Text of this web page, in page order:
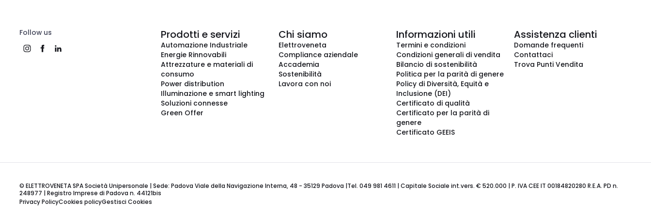
Follow us Prodotti e servizi
Automazione Industriale
Energie Rinnovabili
Attrezzature e materiali di
consumo
Power distribution
Illuminazione e smart lighting
Soluzioni connesse
Green Offer
Chi siamo
Elettroveneta
Compliance aziendale
Accademia
Sostenibilità
Lavora con noi
Informazioni utili
Termini e condizioni
Condizioni generali di vendita
Bilancio di sostenibilità
Politica per la parità di genere
Policy di Diversità, Equità e
Inclusione (DEI)
Certificato di qualità
Certificato per la parità di
genere
Certificato GEEIS
Assistenza clienti
Domande frequenti
Contattaci
Trova Punti Vendita
© ELETTROVENETA SPA Società Unipersonale | Sede: Padova Viale della Navigazione Interna, 48 - 35129 Padova |Tel. 049 981 4611 | Capitale Sociale int.vers. € 520.000 | P. IVA CEE IT 00184820280 R.E.A. PD n.
248977 | Registro Imprese di Padova n. 44121bis
Privacy PolicyCookies policyGestisci Cookies